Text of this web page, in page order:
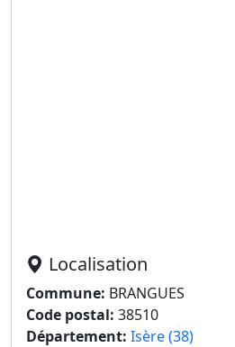
Localisation
Commune: BRANGUES
Code postal: 38510
Département: Isère (38)